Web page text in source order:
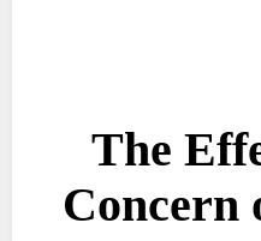
The
Concern